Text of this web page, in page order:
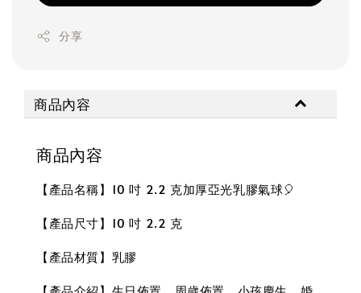
分享
商品內容
商品內容
【產品名稱】10 吋 2.2 克加厚亞光乳膠氣球🎈
【產品尺寸】10 吋 2.2 克
【產品材質】乳膠